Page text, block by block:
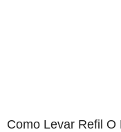
Como Levar Refil O